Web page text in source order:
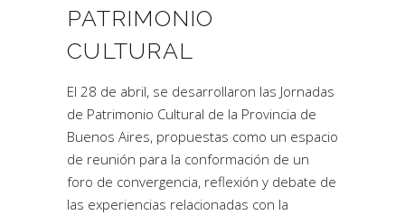
PATRIMONIO
CULTURAL
El 28 de abril, se desarrollaron las Jornadas
de Patrimonio Cultural de la Provincia de
Buenos Aires, propuestas como un espacio
de reunión para la conformación de un
foro de convergencia, reflexión y debate de
las experiencias relacionadas con la